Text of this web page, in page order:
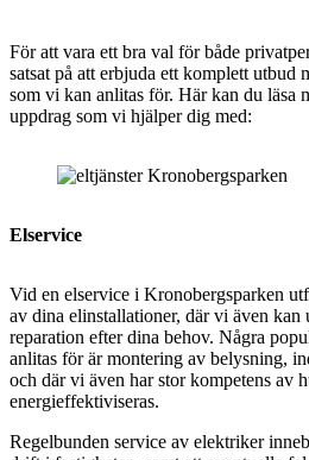
För att vara ett bra val för både
satsat på att erbjuda ett komplett utbud
som vi kan anlitas för. Här kan du läsa
uppdrag som vi hjälper dig med:
Elservice
Vid en elservice i Kronobergsparken
av dina elinstallationer, där vi även
reparation efter dina behov. Några
anlitas för är montering av belysning,
och där vi även har stor kompetens av
energieffektiviseras.
Regelbunden service av elektriker